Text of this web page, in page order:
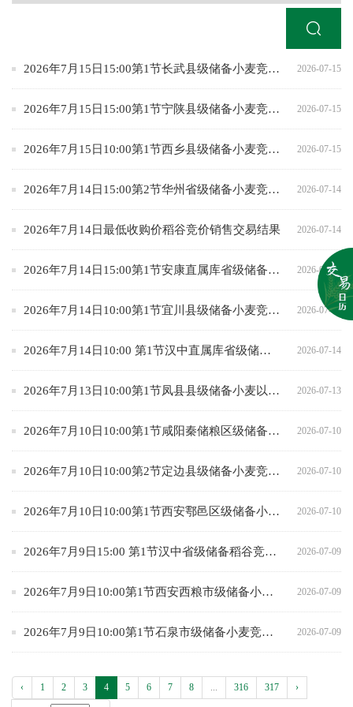
2026年7月15日15:00第1节长武县级储备小麦竞价采购专场交易结果 2026-07-15
2026年7月15日15:00第1节宁陕县级储备小麦竞价销售交易结果 2026-07-15
2026年7月15日10:00第1节西乡县级储备小麦竞价采购专场结果 2026-07-15
2026年7月14日15:00第2节华州省级储备小麦竞价销售专场交易结果 2026-07-14
2026年7月14日最低收购价稻谷竞价销售交易结果 2026-07-14
2026年7月14日15:00第1节安康直属库省级储备玉米竞价销售专场交易结果 2026-07-14
2026年7月14日10:00第1节宜川县级储备小麦竞价采购专场交易结果 2026-07-14
2026年7月14日10:00 第1节汉中直属库省级储备稻谷竞价销售专场交易结果 2026-07-14
2026年7月13日10:00第1节凤县县级储备小麦以销竞购交易结果 2026-07-13
2026年7月10日10:00第1节咸阳秦储粮区级储备小麦竞价采购专场结果 2026-07-10
2026年7月10日10:00第2节定边县级储备小麦竞价采购专场交易结果 2026-07-10
2026年7月10日10:00第1节西安鄠邑区级储备小麦竞价销售专场交易结果 2026-07-10
2026年7月9日15:00 第1节汉中省级储备稻谷竞价销售专场交易结果 2026-07-09
2026年7月9日10:00第1节西安西粮市级储备小麦竞价销售专场交易结果 2026-07-09
2026年7月9日10:00第1节石泉市级储备小麦竞价采购专场交易结果 2026-07-09
‹ 1 2 3 4 5 6 7 8 ... 316 317 ›